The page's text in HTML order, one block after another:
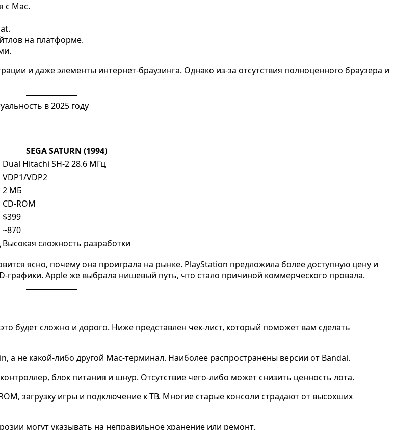
с Mac.
на платформе.
и даже элементы интернет-браузинга. Однако из-за отсутствия полноценного браузера и
SEGA SATURN (1994)
Dual Hitachi SH-2 28.6 МГц
VDP1/VDP2
2 МБ
CD-ROM
$399
~870
Высокая сложность разработки
ясно, почему она проиграла на рынке. PlayStation предложила более доступную цену и
графики. Apple же выбрала нишевый путь, что стало причиной коммерческого провала.
будет сложно и дорого. Ниже представлен чек-лист, который поможет вам сделать
а не какой-либо другой Mac-терминал. Наиболее распространены версии от Bandai.
блок питания и шнур. Отсутствие чего-либо может снизить ценность лота.
загрузку игры и подключение к ТВ. Многие старые консоли страдают от высохших
могут указывать на неправильное хранение или ремонт.